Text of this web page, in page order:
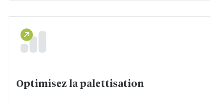
Optimisez la palettisation